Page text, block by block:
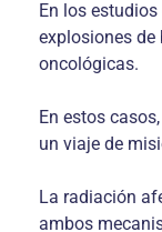
En los
explosiones de
oncológicas.
En estos
un viaje de
La radiación
ambos